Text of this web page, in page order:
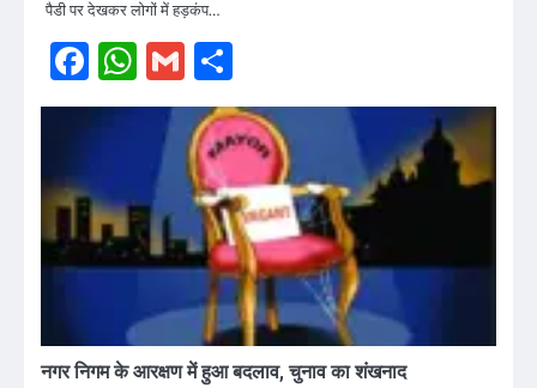
पैडी पर देखकर लोगों में हड़कंप…
Facebook
WhatsApp
Gmail
नगर निगम के आरक्षण में हुआ बदलाव, चुनाव का शंखनाद